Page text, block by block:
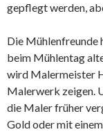
gepflegt werden,
Die Mühlenfreunde
beim Mühlentag
wird Malermeister
Malerwerk zeigen.
die Maler früher
Gold oder mit